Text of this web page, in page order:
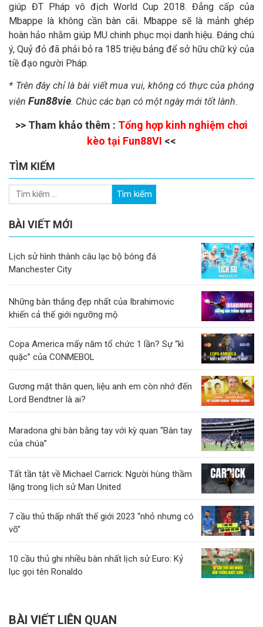
giúp ĐT Pháp vô địch World Cup 2018. Đẳng cấp của
Mbappe là không cần bàn cãi. Mbappe sẽ là mảnh ghép
hoàn hảo nhằm giúp MU chinh phục mọi danh hiệu. Đáng chú
ý, Quỷ đỏ đã phải bỏ ra 185 triệu bảng để sở hữu chữ ký của
tiề đạo người Pháp.
* Trên đây chỉ là bài viết mua vui, không có thực của phóng
viên Fun88vie. Chúc các bạn có một ngày mới tốt lành.
>> Tham khảo thêm : Tổng hợp kinh nghiệm chơi
kèo tại Fun88VI <<
TÌM KIẾM
BÀI VIẾT MỚI
Lịch sử hình thành câu lạc bộ bóng đá
Manchester City
Những bàn thắng đẹp nhất của Ibrahimovic
khiến cả thế giới ngưỡng mộ
Copa America mấy năm tổ chức 1 lần? Sự “kì
quặc” của CONMEBOL
Gương mặt thân quen, liệu anh em còn nhớ đến
Lord Bendtner là ai?
Maradona ghi bàn bằng tay với kỳ quan “Bàn tay
của chúa”
Tất tần tật về Michael Carrick: Người hùng thầm
lặng trong lịch sử Man United
7 cầu thủ thấp nhất thế giới 2023 “nhỏ nhưng có
võ”
10 cầu thủ ghi nhiều bàn nhất lịch sử Euro: Kỷ
lục gọi tên Ronaldo
BÀI VIẾT LIÊN QUAN